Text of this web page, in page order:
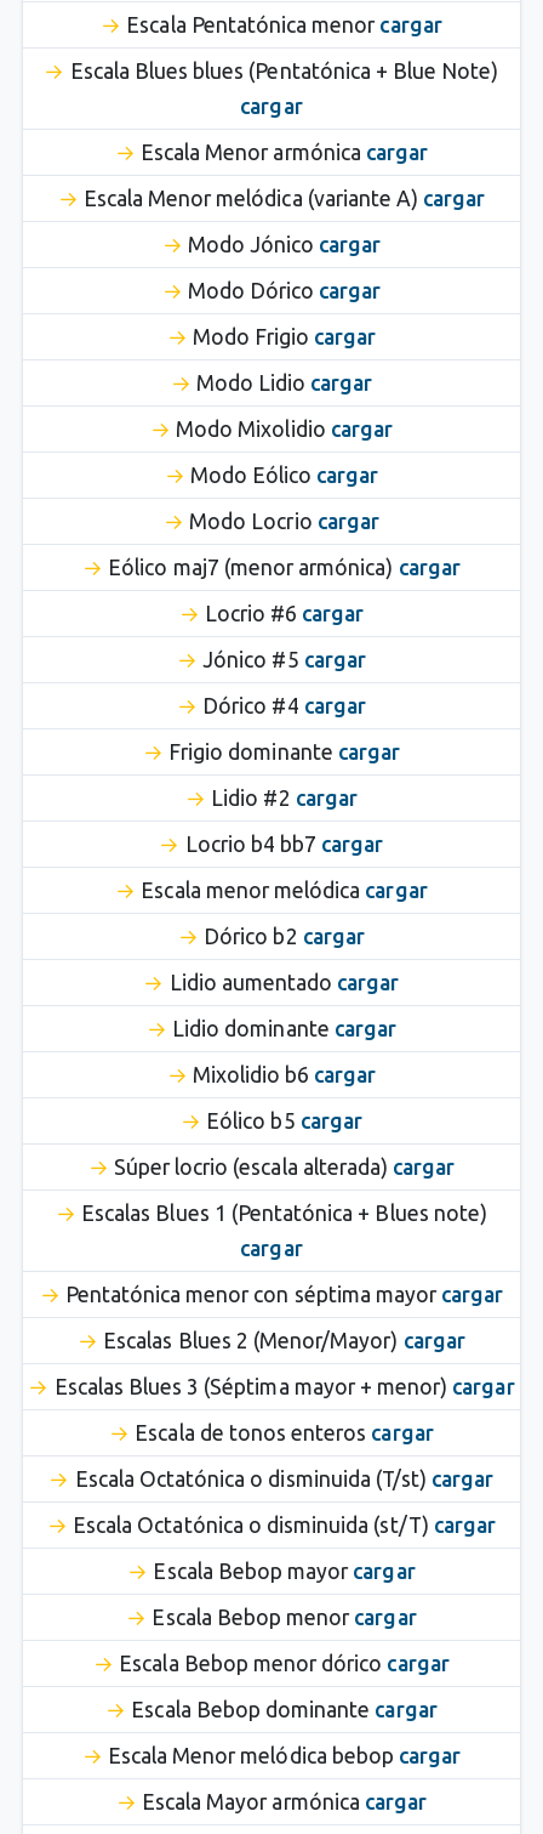
Escala Pentatónica menor cargar
Escala Blues blues (Pentatónica + Blue Note)
cargar
Escala Menor armónica cargar
Escala Menor melódica (variante A) cargar
Modo Jónico cargar
Modo Dórico cargar
Modo Frigio cargar
Modo Lidio cargar
Modo Mixolidio cargar
Modo Eólico cargar
Modo Locrio cargar
Eólico maj7 (menor armónica) cargar
Locrio #6 cargar
Jónico #5 cargar
Dórico #4 cargar
Frigio dominante cargar
Lidio #2 cargar
Locrio b4 bb7 cargar
Escala menor melódica cargar
Dórico b2 cargar
Lidio aumentado cargar
Lidio dominante cargar
Mixolidio b6 cargar
Eólico b5 cargar
Súper locrio (escala alterada) cargar
Escalas Blues 1 (Pentatónica + Blues note)
cargar
Pentatónica menor con séptima mayor cargar
Escalas Blues 2 (Menor/Mayor) cargar
Escalas Blues 3 (Séptima mayor + menor) cargar
Escala de tonos enteros cargar
Escala Octatónica o disminuida (T/st) cargar
Escala Octatónica o disminuida (st/T) cargar
Escala Bebop mayor cargar
Escala Bebop menor cargar
Escala Bebop menor dórico cargar
Escala Bebop dominante cargar
Escala Menor melódica bebop cargar
Escala Mayor armónica cargar